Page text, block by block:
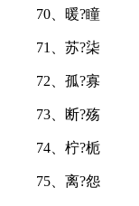
70、暖?瞳
71、苏?柒
72、孤?寡
73、断?殇
74、柠?栀
75、离?怨